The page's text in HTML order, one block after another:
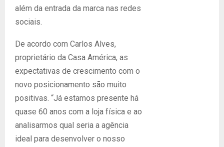
além da entrada da marca nas redes
sociais.
De acordo com Carlos Alves,
proprietário da Casa América, as
expectativas de crescimento com o
novo posicionamento são muito
positivas. “Já estamos presente há
quase 60 anos com a loja física e ao
analisarmos qual seria a agência
ideal para desenvolver o nosso